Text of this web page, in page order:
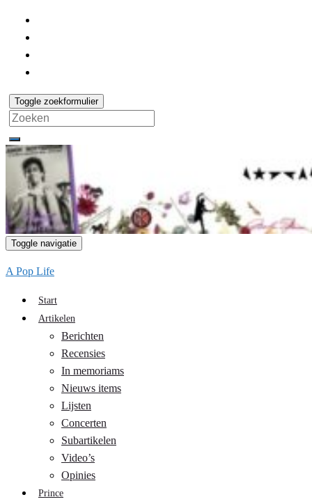
Toggle zoekformulier
Search
for:
Toggle navigatie
A Pop Life
Start
Artikelen
Berichten
Recensies
In memoriams
Nieuws items
Lijsten
Concerten
Subartikelen
Video’s
Opinies
Prince